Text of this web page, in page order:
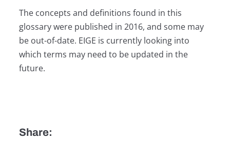
The concepts and definitions found in this
glossary were published in 2016, and some may
be out-of-date. EIGE is currently looking into
which terms may need to be updated in the
future.
Share: